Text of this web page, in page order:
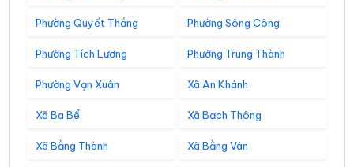
Phường Quyết Thắng Phường Sông Công
Phường Tích Lương Phường Trung Thành
Phường Vạn Xuân Xã An Khánh
Xã Ba Bể Xã Bạch Thông
Xã Bằng Thành Xã Bằng Vân